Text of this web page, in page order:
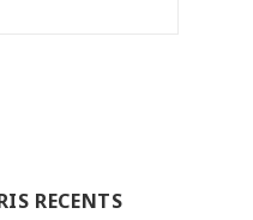
RECENTS